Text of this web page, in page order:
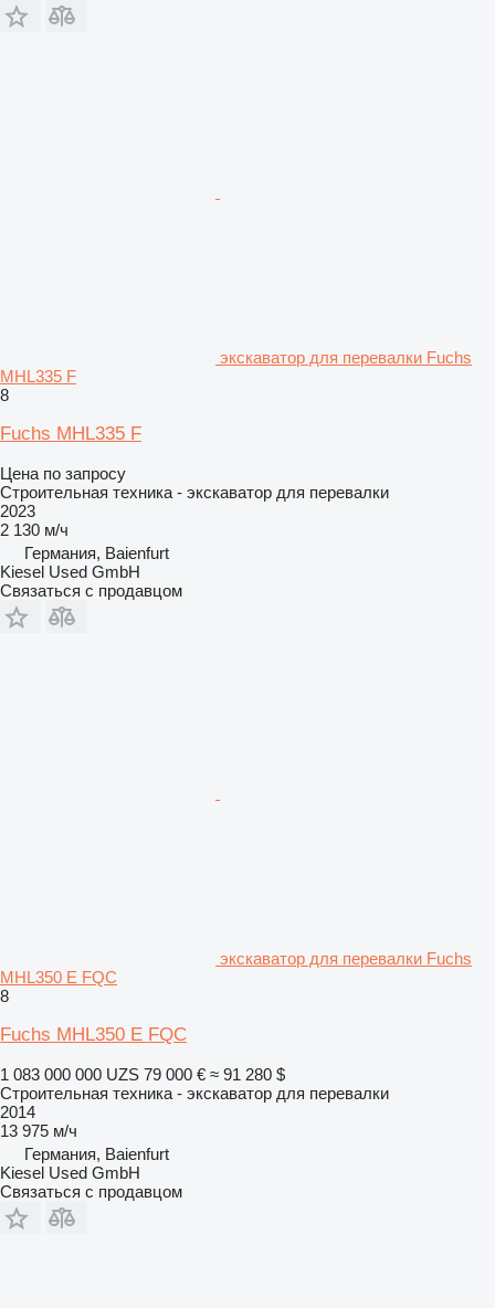
экскаватор для перевалки Fuchs
MHL335 F
8
Fuchs MHL335 F
Цена по запросу
Строительная техника - экскаватор для перевалки
2023
2 130 м/ч
Германия, Baienfurt
Kiesel Used GmbH
Связаться с продавцом
экскаватор для перевалки Fuchs
MHL350 E FQC
8
Fuchs MHL350 E FQC
1 083 000 000 UZS 79 000 € ≈ 91 280 $
Строительная техника - экскаватор для перевалки
2014
13 975 м/ч
Германия, Baienfurt
Kiesel Used GmbH
Связаться с продавцом